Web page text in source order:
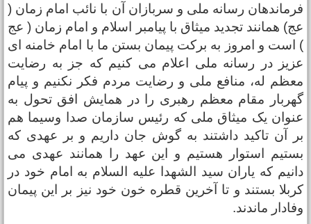
رسانه ملی و سربازان آن با نائب امام زمان (
همانند تجدید میثاق با پیامبر اسلام و امام زمان ( عج
است و امروز به برکت پیمان بستن ما با امام خامنه ای
در رسانه ملی اعلام می کنیم که جز به رضایت
له، منافع ملی و رضایت مردم فکر نکنیم و پیام
مقام معظم رهبری را در همایش افق تحول به
یک میثاق ملی که رئیس سازمان صدا وسیما هم
آن تاکید داشتند به گوش جان داریم و بر عهدی که
استوار هستیم و این عهد را همانند عهدی می
که یاران سید الشهدا علیه السلام به امام خود در
بستند و تا آخرین قطره خون خود نیز بر این پیمان
ماندند.